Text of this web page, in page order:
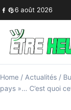
Skip to content
6 août 2026
Home / Actualités /
pays »… C’est quoi